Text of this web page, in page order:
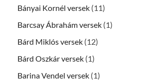
Bányai Kornél versek (11)
Barcsay Ábrahám versek (1)
Bárd Miklós versek (12)
Bárd Oszkár versek (1)
Barina Vendel versek (1)